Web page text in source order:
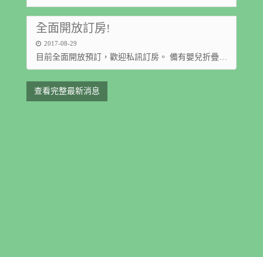
全面開放訂房!
2017-08-29
目前全面開放預訂，歡迎私訊訂房。 備有嬰兒折疊浴盆，若有需求請在訂房時提早告知。 民宿禁
查看完整最新消息